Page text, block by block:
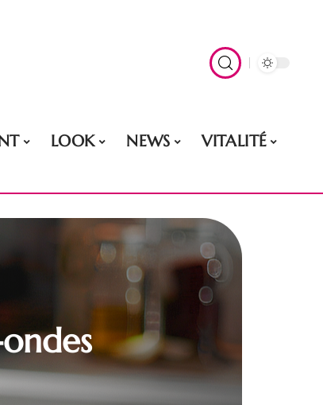
LOOK NEWS
VITALITÉ